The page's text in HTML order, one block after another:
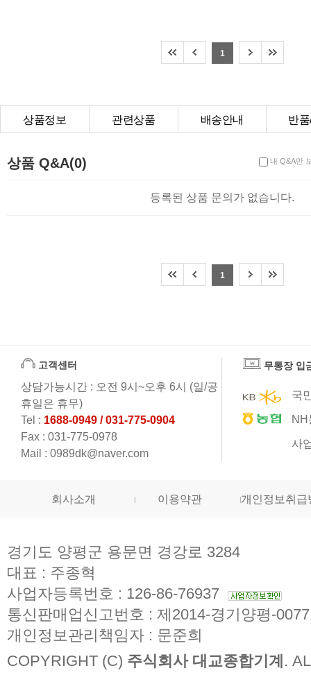
1
상품정보 관련상품 배송안내 반
상품 Q&A(0) 내 Q&A만
등록된 상품 문의가 없습니다.
1
고객센터
상담가능시간 : 오전 9시~오후 6시 (일/공
휴일은 휴무)
Tel : 1688-0949 / 031-775-0904
Fax : 031-775-0978
Mail : 0989dk@naver.com
무통장 입
국
사
회사소개 이용약관 개인정보취급
경기도 양평군 용문면 경강로 3284
대표 : 주종혁
사업자등록번호 : 126-86-76937
통신판매업신고번호 : 제2014-경기양평-
개인정보관리책임자 : 문준희
COPYRIGHT (C) 주식회사 대교종합기계 .